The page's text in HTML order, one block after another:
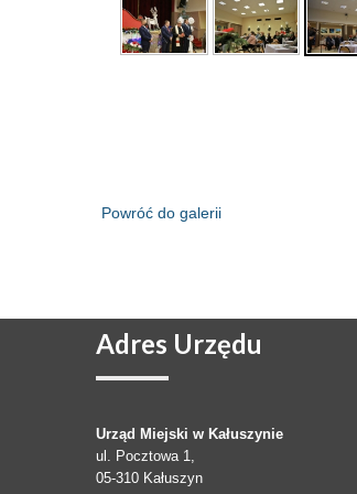
Powróć do galerii
Adres Urzędu
Urząd Miejski w Kałuszynie
ul. Pocztowa 1,
05-310 Kałuszyn